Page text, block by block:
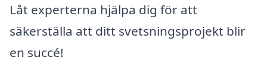
Låt experterna hjälpa dig för att
säkerställa att ditt svetsningsprojekt blir
en succé!